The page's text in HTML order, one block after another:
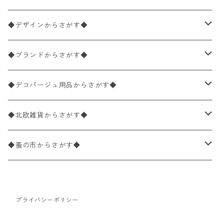
ペーパーナプキン1枚バラ売り
ペーパーナプキン20枚入りパック
ペーパーナプキン10枚入りパック
ライスペーパー
ペーパーリネンナプキン
ワックスペーパー
33×33cm（ランチサイズ）
バラ売り
パック売り
25×25cm（カクテルサイズ）
バラ売り
パック売り
40×40cm（ディナーサイズ）
バラ売り
パック売り
21×21cm（ポケットサイズ）
バラ売り
33cm（ラウンド）
◆デザインからさがす◆
花柄
植物・グリーン柄
動物・鳥・昆虫・蝶柄
海・魚柄
食べ物・フルーツ・野菜・ドリンク柄
◆ブランドからさがす◆
ドイツ製 IHR/イア
ランチサイズ
カクテルサイズ
ドイツ製 Ambiente/アンビエンテ
ランチサイズ
ドイツ製 Paperproducts Design
カクテルサイズ
ランチサイズ
ドイツ製 ti-flair/ティーフレア
◆デコパージュ用品からさがす◆
デコパージュ液
デコパージュ下地
デコパージュはさみ
◆北欧雑貨からさがす◆
シリコンモールド
トレイ
◆蚤の市からさがす◆
北欧雑貨
プライバシーポリシー